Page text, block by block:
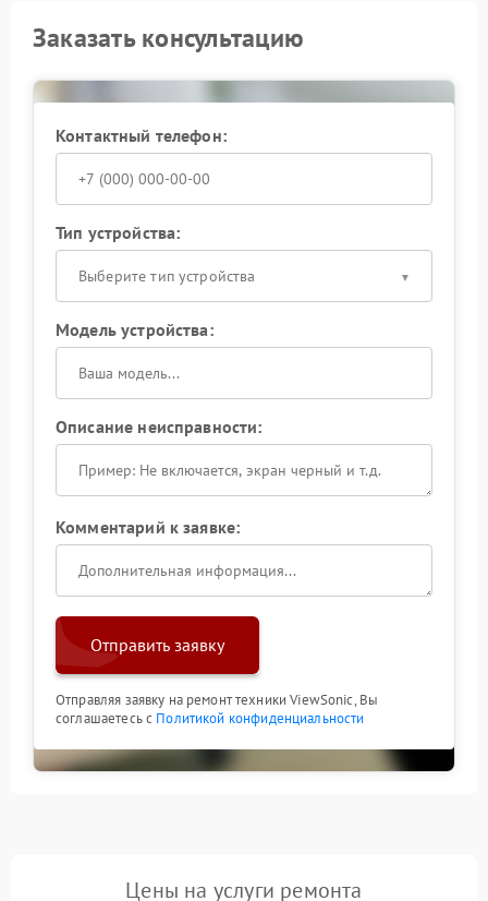
Заказать консультацию
Контактный телефон:
Тип устройства:
Выберите тип устройства
Модель устройства:
Описание неисправности:
Комментарий к заявке:
Отправить заявку
Отправляя заявку на ремонт техники ViewSonic, Вы
соглашаетесь с Политикой конфиденциальности
Цены на услуги ремонта